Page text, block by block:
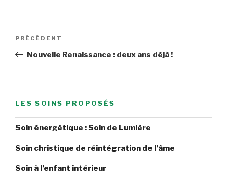
Navigation
l’article
Article
précédent
PRÉCÉDENT
Nouvelle Renaissance : deux ans déjà !
LES SOINS PROPOSÉS
Soin énergétique : Soin de Lumière
Soin christique de réintégration de l’âme
Soin à l’enfant intérieur